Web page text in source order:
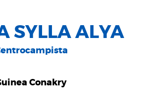
SYLLA ALYA
Conakry